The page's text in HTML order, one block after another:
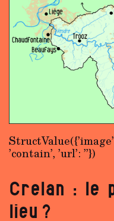
’contain’, ’url’: ’’})
Crelan : le
lieu ?